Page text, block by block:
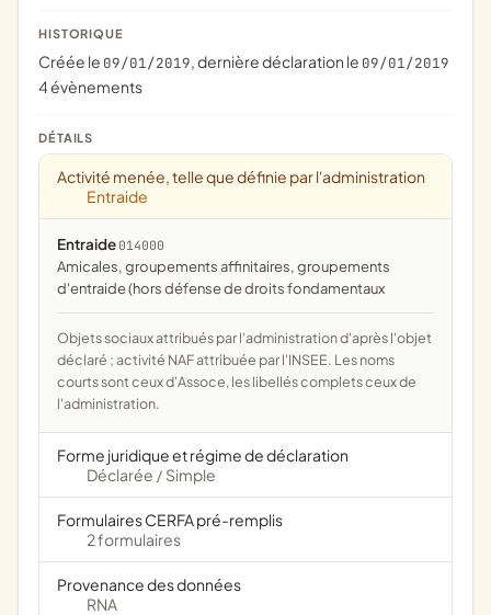
HISTORIQUE
Créée le 09/01/2019, dernière déclaration le 09/01/2019
4 évènements
DÉTAILS
Activité menée, telle que définie par l'administration
Entraide
Entraide 014000
amicales, groupements affinitaires, groupements
d'entraide (hors défense de droits fondamentaux
Objets sociaux attribués par l'administration d'après l'objet
déclaré ; activité NAF attribuée par l'INSEE. Les noms
courts sont ceux d'Assoce, les libellés complets ceux de
l'administration.
Forme juridique et régime de déclaration
Déclarée / Simple
Formulaires CERFA pré-remplis
2 formulaires
Provenance des données
RNA